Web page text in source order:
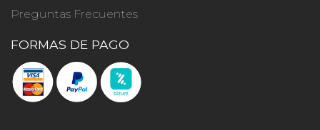
Preguntas Frecuentes
FORMAS DE PAGO